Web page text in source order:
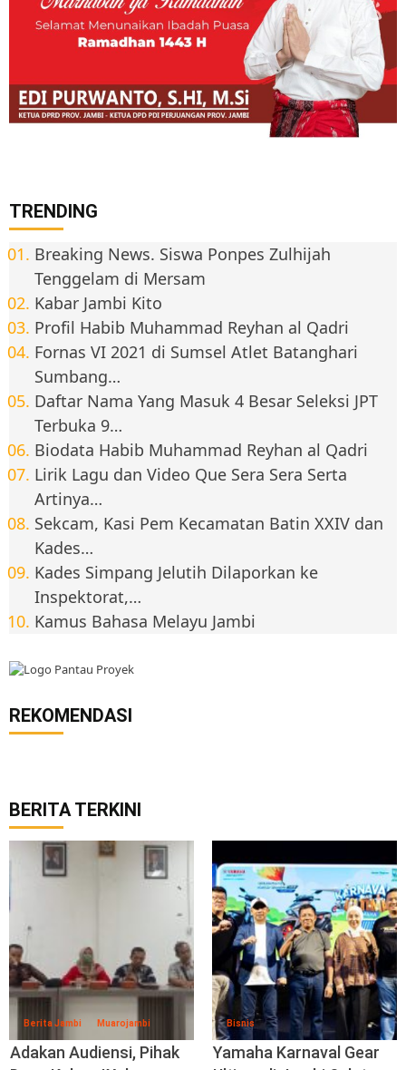
TRENDING
Breaking News. Siswa Ponpes Zulhijah
Tenggelam di Mersam
Kabar Jambi Kito
Profil Habib Muhammad Reyhan al Qadri
Fornas VI 2021 di Sumsel Atlet Batanghari
Sumbang…
Daftar Nama Yang Masuk 4 Besar Seleksi JPT
Terbuka 9…
Biodata Habib Muhammad Reyhan al Qadri
Lirik Lagu dan Video Que Sera Sera Serta
Artinya…
Sekcam, Kasi Pem Kecamatan Batin XXIV dan
Kades…
Kades Simpang Jelutih Dilaporkan ke
Inspektorat,…
Kamus Bahasa Melayu Jambi
REKOMENDASI
BERITA TERKINI
Berita Jambi Muarojambi
Adakan Audiensi, Pihak
Bisnis
Yamaha Karnaval Gear